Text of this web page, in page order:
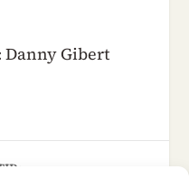
Danny Gibert